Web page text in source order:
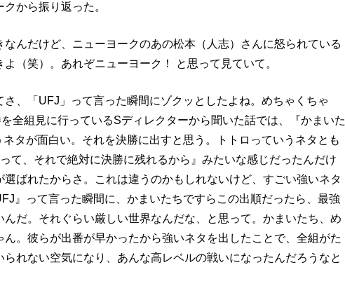
から振り返った。
なんだけど、ニューヨークのあの松本（人志）さんに怒られている
（笑）。あれぞニューヨーク！ と思って見ていて。
さ、「UFJ」って言った瞬間にゾクッとしたよね。めちゃくちゃ
を全組見に行っているSディレクターから聞いた話では、『かまいた
タが面白い。それを決勝に出すと思う。トトロっていうネタとも
て、それで絶対に決勝に残れるから』みたいな感じだったんだけ
選ばれたからさ。これは違うのかもしれないけど、すごい強いネタ
』って言った瞬間に、かまいたちですらこの出順だったら、最強
んだ。それぐらい厳しい世界なんだな、と思って。かまいたち、め
。彼らが出番が早かったから強いネタを出したことで、全組がた
れない空気になり、あんな高レベルの戦いになったんだろうなと